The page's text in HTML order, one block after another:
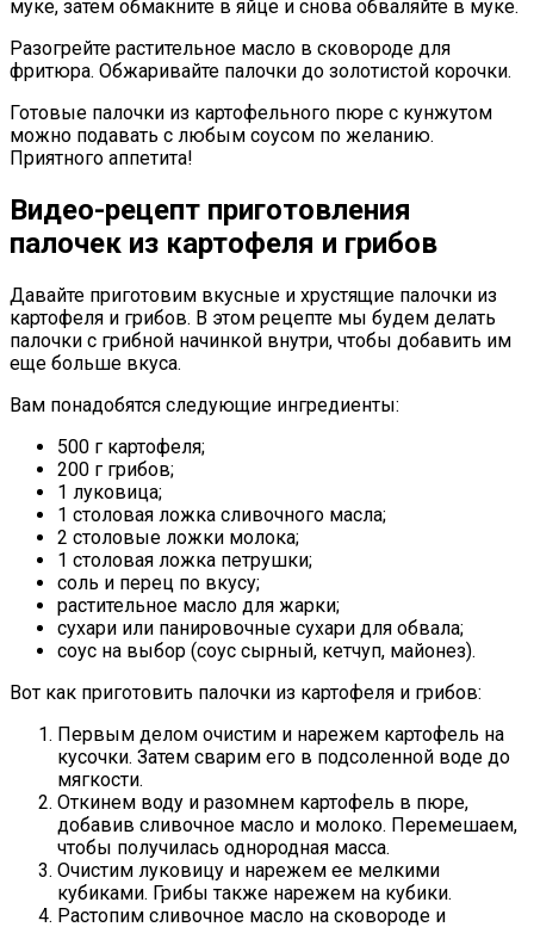
муке, затем обмакните в яйце и снова обваляйте в муке.
Разогрейте растительное масло в сковороде для
фритюра. Обжаривайте палочки до золотистой корочки.
Готовые палочки из картофельного пюре с кунжутом
можно подавать с любым соусом по желанию.
Приятного аппетита!
Видео-рецепт приготовления
палочек из картофеля и грибов
Давайте приготовим вкусные и хрустящие палочки из
картофеля и грибов. В этом рецепте мы будем делать
палочки с грибной начинкой внутри, чтобы добавить им
еще больше вкуса.
Вам понадобятся следующие ингредиенты:
500 г картофеля;
200 г грибов;
1 луковица;
1 столовая ложка сливочного масла;
2 столовые ложки молока;
1 столовая ложка петрушки;
соль и перец по вкусу;
растительное масло для жарки;
сухари или панировочные сухари для обвала;
соус на выбор (соус сырный, кетчуп, майонез).
Вот как приготовить палочки из картофеля и грибов:
Первым делом очистим и нарежем картофель на
кусочки. Затем сварим его в подсоленной воде до
мягкости.
Откинем воду и разомнем картофель в пюре,
добавив сливочное масло и молоко. Перемешаем,
чтобы получилась однородная масса.
Очистим луковицу и нарежем ее мелкими
кубиками. Грибы также нарежем на кубики.
Растопим сливочное масло на сковороде и